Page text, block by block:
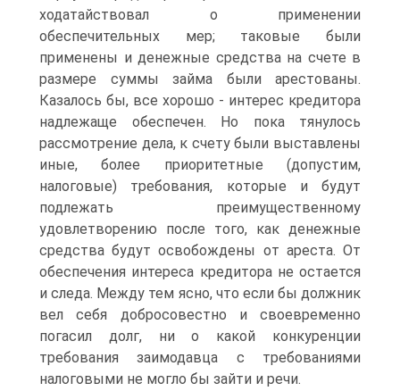
ходатайствовал о применении
обеспечительных мер; таковые были
применены и денежные средства на счете в
размере суммы займа были арестованы.
Казалось бы, все хорошо - интерес кредитора
надлежаще обеспечен. Но пока тянулось
рассмотрение дела, к счету были выставлены
иные, более приоритетные (допустим,
налоговые) требования, которые и будут
подлежать преимущественному
удовлетворению после того, как денежные
средства будут освобождены от ареста. От
обеспечения интереса кредитора не остается
и следа. Между тем ясно, что если бы должник
вел себя добросовестно и своевременно
погасил долг, ни о какой конкуренции
требования заимодавца с требованиями
налоговыми не могло бы зайти и речи.